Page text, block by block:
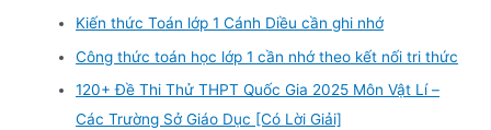
Kiến thức Toán lớp 1 Cánh Diều cần ghi nhớ
Công thức toán học lớp 1 cần nhớ theo kết nối tri thức
120+ Đề Thi Thử THPT Quốc Gia 2025 Môn Vật Lí –
Các Trường Sở Giáo Dục [Có Lời Giải]